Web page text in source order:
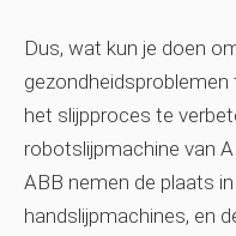
Dus, wat kun je doen
gezondheidsproblemen
het slijpproces te
robotslijpmachine van
ABB nemen de plaats
handslijpmachines, en